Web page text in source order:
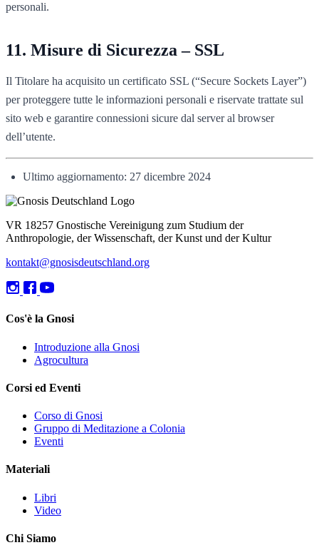
personali.
Misure di Sicurezza – SSL
Il Titolare ha acquisito un certificato SSL (“Secure Sockets Layer”)
per proteggere tutte le informazioni personali e riservate trattate sul
sito web e garantire connessioni sicure dal server al browser
dell’utente.
Ultimo aggiornamento: 27 dicembre 2024
VR 18257 Gnostische Vereinigung zum Studium der
Anthropologie, der Wissenschaft, der Kunst und der Kultur
kontakt@gnosisdeutschland.org
Cos'è la Gnosi
Introduzione alla Gnosi
Agrocultura
Corsi ed Eventi
Corso di Gnosi
Gruppo di Meditazione a Colonia
Eventi
Materiali
Libri
Video
Chi Siamo